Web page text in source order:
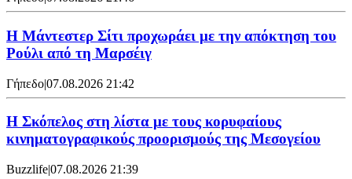
Η Μάντεστερ Σίτι προχωράει με την απόκτηση του
Ρούλι από τη Μαρσέιγ
Γήπεδο|07.08.2026 21:42
Η Σκόπελος στη λίστα με τους κορυφαίους
κινηματογραφικούς προορισμούς της Μεσογείου
Buzzlife|07.08.2026 21:39